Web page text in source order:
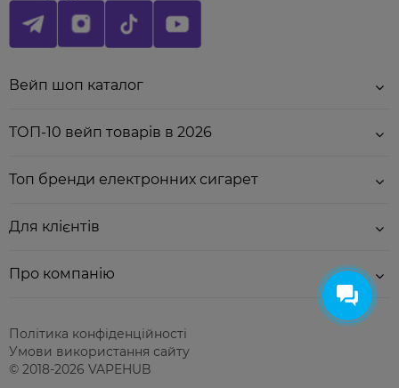
У велику баночку залити нікобустер (за
зовсім) і після нього - гліцерин.
температури мінімум 5 хв. Для більш
Обов'язково збовтуйте баночку перед кожною
Вейп шоп каталог
ТОП-10 вейп товарів в 2026
Топ бренди електронних сигарет
Для клієнтів
Про компанію
© 2018-2026 VAPEHUB
Політика конфіденційності
Умови використання сайту